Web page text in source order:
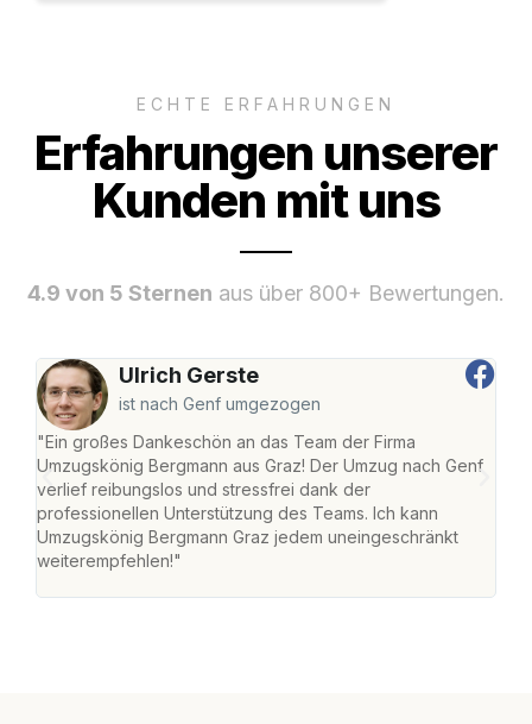
ECHTE ERFAHRUNGEN
Erfahrungen unserer
Kunden mit uns
4.9 von 5 Sternen aus über 800+ Bewertungen.
Ulrich Gerste
ist nach Genf umgezogen
"Ein großes Dankeschön an das Team der Firma
Umzugskönig Bergmann aus Graz! Der Umzug nach Genf
verlief reibungslos und stressfrei dank der
professionellen Unterstützung des Teams. Ich kann
Umzugskönig Bergmann Graz jedem uneingeschränkt
weiterempfehlen!"